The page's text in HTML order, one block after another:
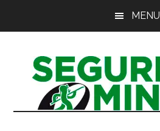
principal
MENU